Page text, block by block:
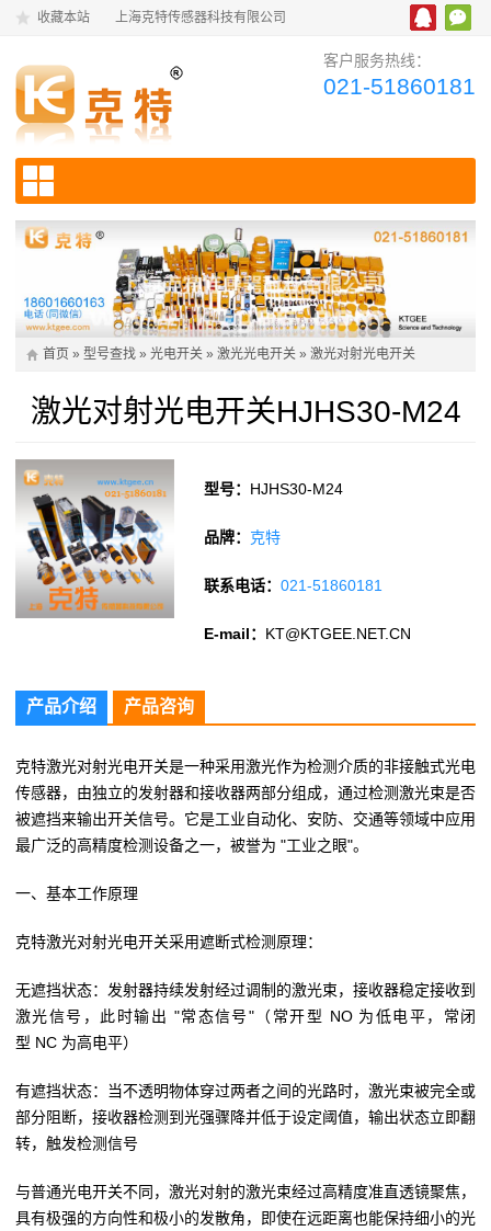
收藏本站 上海克特传感器科技有限公司
客户服务热线：
021-51860181
首页 » 型号查找 » 光电开关 » 激光光电开关 » 激光对射光电开关
激光对射光电开关HJHS30-M24
型号： HJHS30-M24
品牌： 克特
联系电话：021-51860181
E-mail： KT@KTGEE.NET.CN
产品介绍 产品咨询
克特激光对射光电开关是一种采用激光作为检测介质的非接触式光电
传感器，由独立的发射器和接收器两部分组成，通过检测激光束是否
被遮挡来输出开关信号。它是工业自动化、安防、交通等领域中应用
最广泛的高精度检测设备之一，被誉为 "工业之眼"。
一、基本工作原理
克特激光对射光电开关采用遮断式检测原理：
无遮挡状态：发射器持续发射经过调制的激光束，接收器稳定接收到
激光信号，此时输出 "常态信号"（常开型 NO 为低电平，常闭
型 NC 为高电平）
有遮挡状态：当不透明物体穿过两者之间的光路时，激光束被完全或
部分阻断，接收器检测到光强骤降并低于设定阈值，输出状态立即翻
转，触发检测信号
与普通光电开关不同，激光对射的激光束经过高精度准直透镜聚焦，
具有极强的方向性和极小的发散角，即使在远距离也能保持细小的光